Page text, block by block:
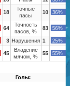
18
Точные
пасы
10 36%
64
Точность
пасов, %
83 56%
3 Нарушения 1 25%
45
Владение
мячом, %
55 55%
Голы: